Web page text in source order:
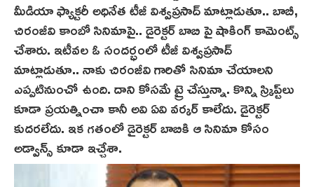
మీడియా ఫ్యాక్టరీ అధినేత టీజీ విశ్వప్రసాద్ మాట్లాడుతూ.. బాబీ,
చిరంజీవి కాంబో సినిమాపై.. డైరెక్టర్ బాబి పై షాకింగ్ కామెంట్స్‌
చేశారు. ఇటీవల ఓ సందర్భంలో టీజీ విశ్వప్రసాద్
మాట్లాడుతూ.. నాకు చిరంజీవి గారితో సినిమా చేయాలని
ఎప్పటినుంచో ఉంది. దాని కోసమే ట్రై చేస్తున్నా. కొన్ని స్క్రిప్ట్‌లు
కూడా ప్రయత్నించా కానీ అవి ఏవి వర్కర్ కాలేదు. డైరెక్టర్
కుదరలేదు. ఇక గతంలో డైరెక్టర్ బాబికి ఆ సినిమా కోసం
అడ్వాన్స్ కూడా ఇచ్చేశా.